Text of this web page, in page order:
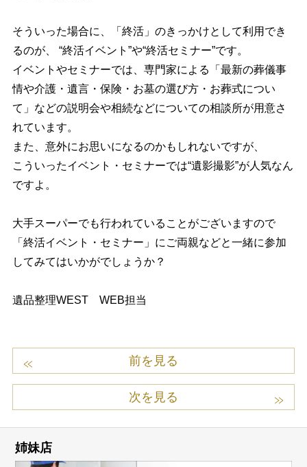
そういった場合に、「終活」のきっかけとして利用でき
るのが、 “終活イベント”や“終活セミナー”です。
イベントやセミナーでは、専門家による「最新の葬儀事
情や介護・遺言・保険・お墓の選び方・お葬式につい
て」などの説明会や相続などについての相談所が用意さ
れています。
また、意外にお思いになるのかもしれないですが、
こういったイベント・セミナーでは“遺影撮影”が人気なん
ですよ。
大手スーパーでも行われていることがございますので
「終活イベント・セミナー」にご両親などと一緒に参加
してみてはいかがでしょうか？
遺品整理WEST WEB担当
前を見る
次を見る
姉妹店